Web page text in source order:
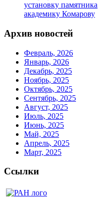
установку памятника
академику Комарову
Архив новостей
Февраль, 2026
Январь, 2026
Декабрь, 2025
Ноябрь, 2025
Октябрь, 2025
Сентябрь, 2025
Август, 2025
Июль, 2025
Июнь, 2025
Май, 2025
Апрель, 2025
Март, 2025
Ссылки